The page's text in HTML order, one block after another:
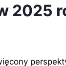
2025